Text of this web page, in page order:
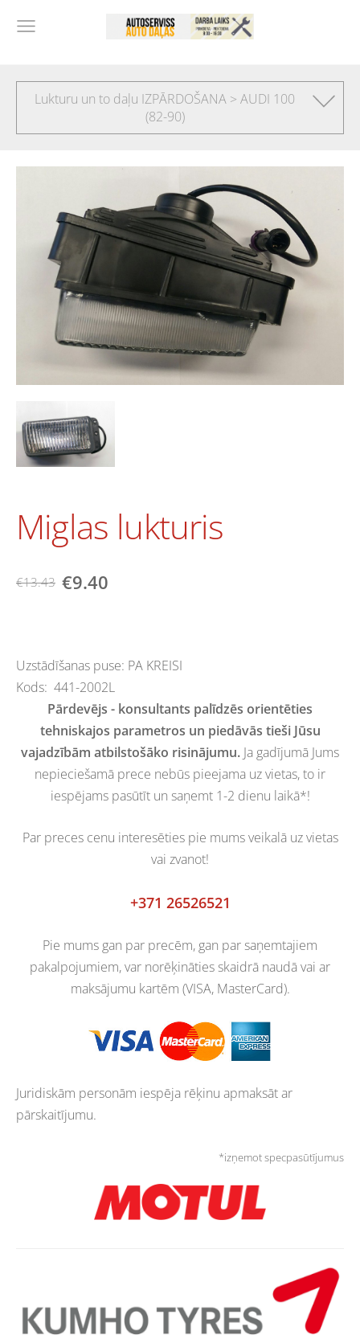
Lukturu un to daļu IZPĀRDOŠANA > AUDI 100
(82-90)
Pārdevējs - konsultants palīdzēs orientēties
tehniskajos parametros un piedāvās tieši Jūsu
vajadzībām atbilstošāko risinājumu. Ja gadījumā Jums
nepieciešamā prece nebūs pieejama uz vietas, to ir
iespējams pasūtīt un saņemt 1-2 dienu laikā*!
Par preces cenu interesēties pie mums veikalā uz vietas
vai zvanot!
+371 26526521
Pie mums gan par precēm, gan par saņemtajiem
pakalpojumiem, var norēķināties skaidrā naudā vai ar
maksājumu kartēm (VISA, MasterCard).
Juridiskām personām iespēja rēķinu apmaksāt ar
pārskaitījumu.
*izņemot specpasūtījumus
Miglas lukturis
€13.43 €9.40
Uzstādīšanas puse: PA KREISI
Kods: 441-2002L